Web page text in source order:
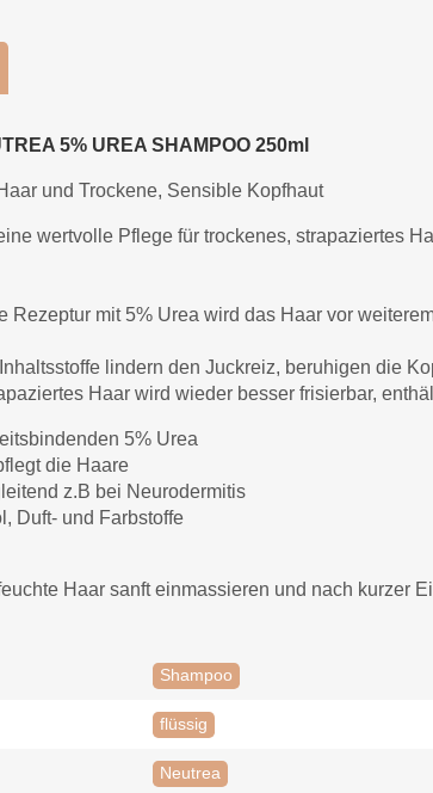
5% UREA SHAMPOO 250ml
und Trockene, Sensible Kopfhaut
wertvolle Pflege für trockenes, strapaziertes
Rezeptur mit 5% Urea wird das Haar vor
lindern den Juckreiz, beruhigen die
Haar wird wieder besser frisierbar,
5% Urea
die Haare
z.B bei Neurodermitis
Duft- und Farbstoffe
Haar sanft einmassieren und nach kurzer
Shampoo
flüssig
Neutrea